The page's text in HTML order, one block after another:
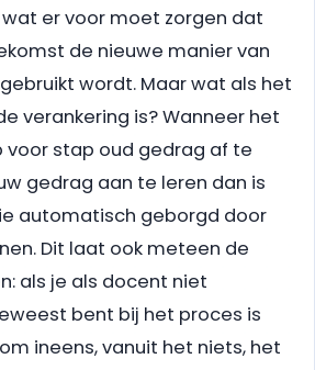
er voor moet zorgen dat
de nieuwe manier van
wordt. Maar wat als het
verankering is? Wanneer het
voor stap oud gedrag af te
gedrag aan te leren dan is
automatisch geborgd door
Dit laat ook meteen de
als je als docent niet
bent bij het proces is
ineens, vanuit het niets, het